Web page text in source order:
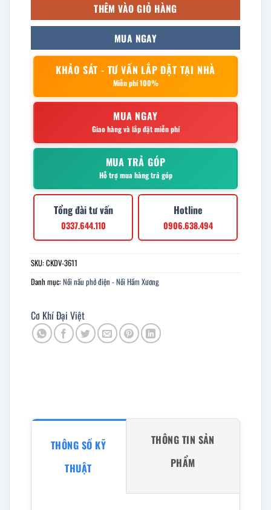
THÊM VÀO GIỎ HÀNG
MUA NGAY
KHẢO SÁT - TƯ VẤN LẮP ĐẶT TẠI NHÀ
Miễn phí 100%
MUA NGAY
Giao hàng và lắp đặt miễn phí
MUA TRẢ GÓP
Hỗ trợ mua hàng trả góp
Tổng đài tư vấn
0337.644.110
Hotline
0906.638.494
SKU:CKDV-3611
Danh mục:Nồi nấu phở điện - Nồi Hầm Xương
Cơ Khí Đại Việt
THÔNG SỐ KỸ
THUẬT
THÔNG TIN SẢN
PHẨM